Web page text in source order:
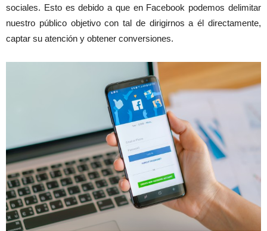
sociales. Esto es debido a que en Facebook podemos delimitar
nuestro público objetivo con tal de dirigirnos a él directamente,
captar su atención y obtener conversiones.